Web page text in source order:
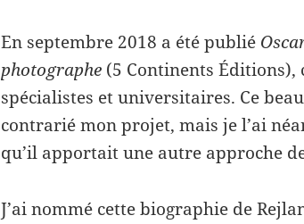
En septembre 2018 a été publié
photographe (5 Continents Éditions),
spécialistes et universitaires. Ce
contrarié mon projet, mais je l’ai
qu’il apportait une autre approche
J’ai nommé cette biographie de